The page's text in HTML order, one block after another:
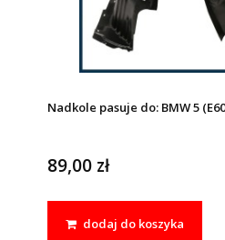
Nadkole pasuje do: BMW 5
89,00 zł
dodaj do koszyka